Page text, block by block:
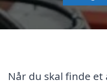
Når du skal finde